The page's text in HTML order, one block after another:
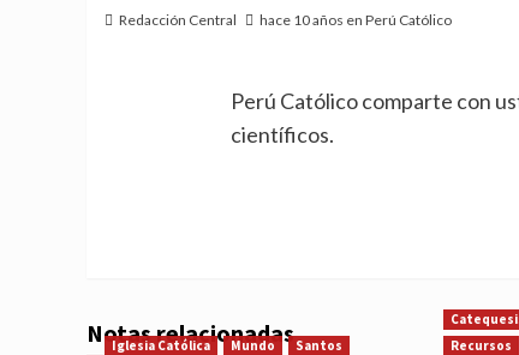
Redacción Central hace 10 años en Perú Católico
Perú Católico comparte con
científicos.
Notas relacionadas
Iglesia Católica Mundo Santos
Recursos